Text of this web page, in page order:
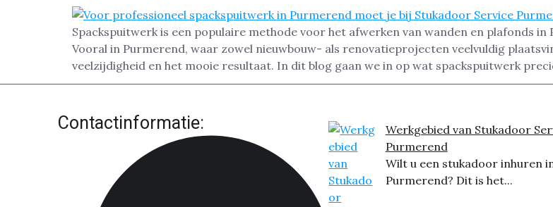
Spackspuitwerk is een populaire methode voor het afwerken van wanden en plafonds
Vooral in Purmerend, waar zowel nieuwbouw- als renovatieprojecten veelvuldig
veelzijdigheid en het mooie resultaat. In dit blog gaan we in op wat spackspuitwerk
Contactinformatie:
Werkgebied van Stukadoor
Purmerend
Wilt u een stukadoor inhuren
Purmerend? Dit is het...